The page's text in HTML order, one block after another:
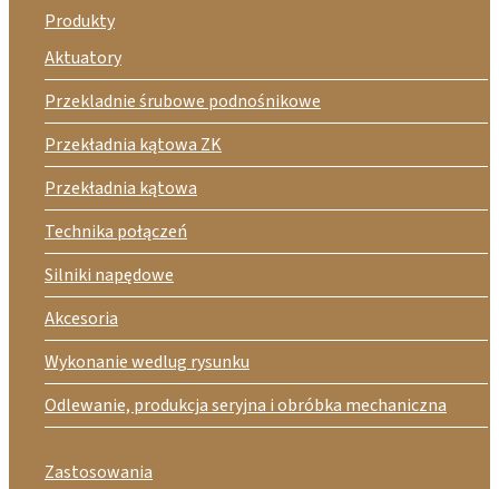
Produkty
Aktuatory
Przekladnie śrubowe podnośnikowe
Przekładnia kątowa ZK
Przekładnia kątowa
Technika połączeń
Silniki napędowe
Akcesoria
Wykonanie wedlug rysunku
Odlewanie, produkcja seryjna i obróbka mechaniczna
Zastosowania